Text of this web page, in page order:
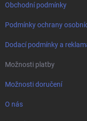
Obchodní podmínky
Podmínky ochrany
Dodací podmínky a
Možnosti platby
Možnosti doručení
O nás